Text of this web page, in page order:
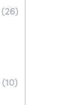
26
10